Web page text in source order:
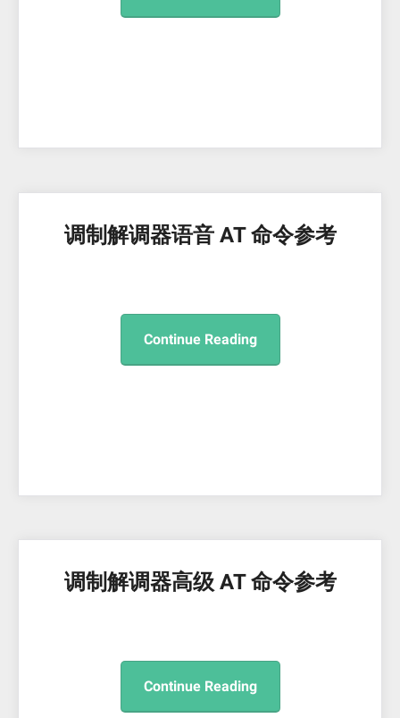
调制解调器语音 AT 命令参考
Continue Reading
调制解调器高级 AT 命令参考
Continue Reading